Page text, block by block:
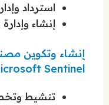
استرداد
إنشاء
Sentinel
تنشيط